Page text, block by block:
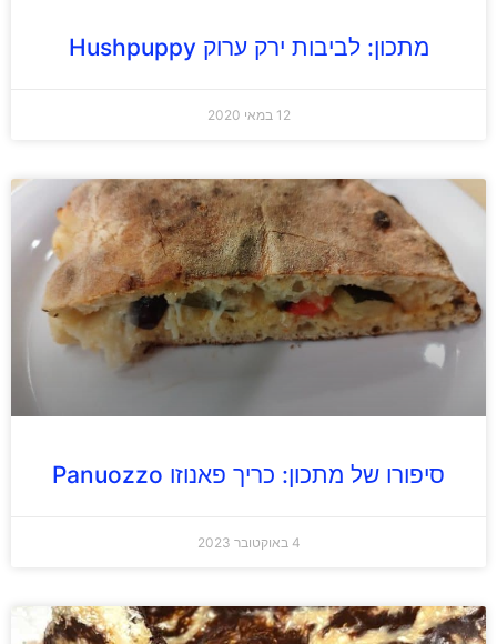
מתכון: לביבות ירק ערוק Hushpuppy
12 במאי 2020
סיפורו של מתכון: כריך פאנוזו Panuozzo
4 באוקטובר 2023